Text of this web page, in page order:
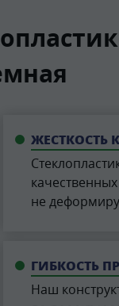
ЖЕСТКОСТЬ
не
ГИБКОСТЬ
Наш